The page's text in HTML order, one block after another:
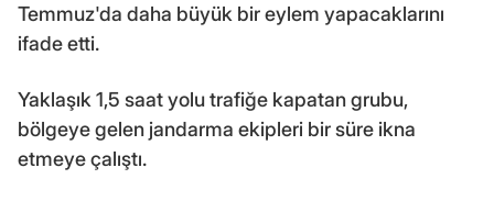
Temmuz'da daha büyük bir eylem yapacaklarını
ifade etti.
Yaklaşık 1,5 saat yolu trafiğe kapatan grubu,
bölgeye gelen jandarma ekipleri bir süre ikna
etmeye çalıştı.